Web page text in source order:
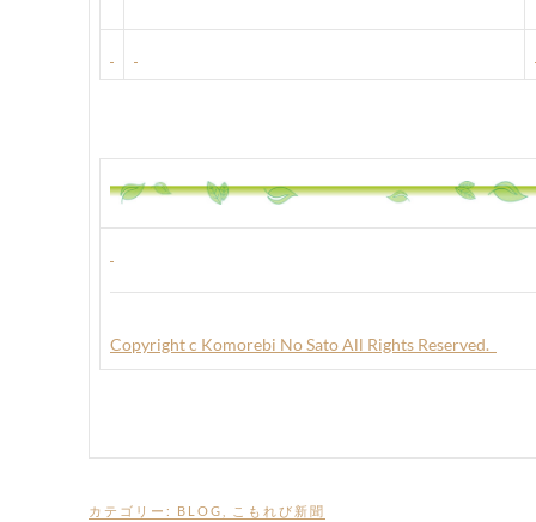
Copyright c Komorebi No Sato All Rights Reserved.
カテゴリー: BLOG こもれび新聞